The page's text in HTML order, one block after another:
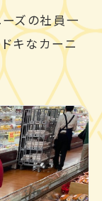
ズの社員一
キなカーニ